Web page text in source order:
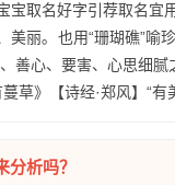
取名好字引荐取名宜
美丽｡ 也用“珊瑚礁”喻
善心、要害、心思细
草》【诗经·郑风】“有
析吗？